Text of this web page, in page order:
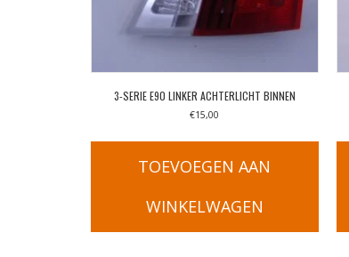
3-SERIE E90 LINKER ACHTERLICHT BINNEN
€15,00
TOEVOEGEN AAN
WINKELWAGEN